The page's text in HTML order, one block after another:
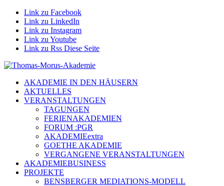
Link zu Facebook
Link zu LinkedIn
Link zu Instagram
Link zu Youtube
Link zu Rss Diese Seite
AKADEMIE IN DEN HÄUSERN
AKTUELLES
VERANSTALTUNGEN
TAGUNGEN
FERIENAKADEMIEN
FORUM :PGR
AKADEMIEextra
GOETHE AKADEMIE
VERGANGENE VERANSTALTUNGEN
AKADEMIEBUSINESS
PROJEKTE
BENSBERGER MEDIATIONS-MODELL